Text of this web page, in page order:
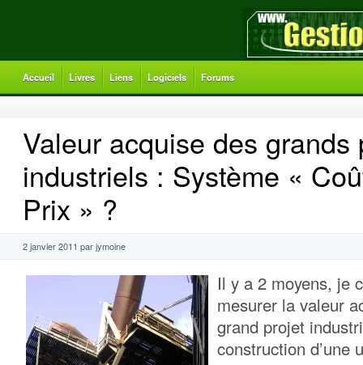
Accueil Livres Liens Logiciels Forums
Valeur acquise des grands
industriels : Système «
Prix » ?
2 janvier 2011 par jymoine
Il y a 2 moyens, je
mesurer la valeur
grand projet
construction d’une